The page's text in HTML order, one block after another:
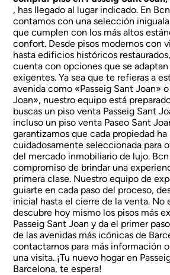
, has llegado al lugar indicado. En
contamos con una selección
que cumplen con los más altos
confort. Desde pisos modernos con
hasta edificios históricos
cuenta con opciones que se adaptan
exigentes. Ya sea que te refieras a
avenida como «Passeig Sant Joan»
Joan», nuestro equipo está
buscas un piso venta Passeig Sant
incluso un piso venta Paseo Sant
garantizamos que cada propiedad ha
cuidadosamente seleccionada para
del mercado inmobiliario de lujo.
compromiso de brindar una
primera clase. Nuestro equipo de
guiarte en cada paso del proceso,
inicial hasta el cierre de la venta. No
descubre hoy mismo los pisos más
Passeig Sant Joan y da el primer
de las avenidas más icónicas de
contactarnos para más información
una visita. ¡Tu nuevo hogar en
Barcelona, te espera!